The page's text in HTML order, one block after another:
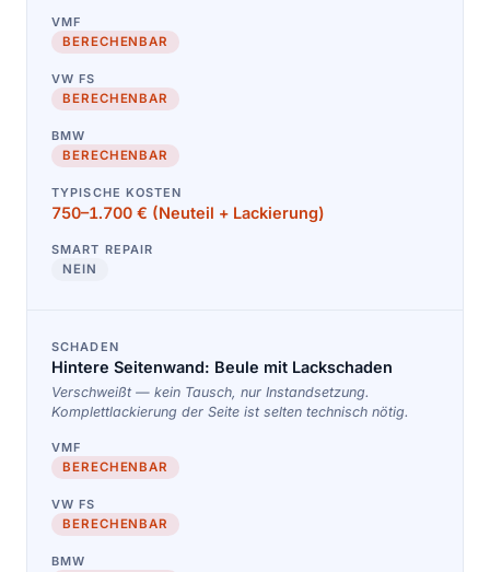
BERECHENBAR
BERECHENBAR
BERECHENBAR
750–1.700 € (Neuteil + Lackierung)
NEIN
Hintere Seitenwand: Beule mit Lackschaden
Verschweißt — kein Tausch, nur Instandsetzung.
Komplettlackierung der Seite ist selten technisch nötig.
BERECHENBAR
BERECHENBAR